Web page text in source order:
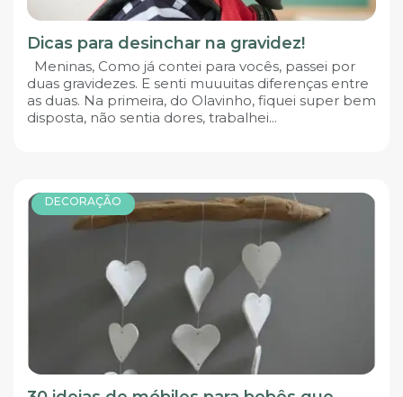
Dicas para desinchar na gravidez!
Meninas, Como já contei para vocês, passei por
duas gravidezes. E senti muuuitas diferenças entre
as duas. Na primeira, do Olavinho, fiquei super bem
disposta, não sentia dores, trabalhei...
DECORAÇÃO